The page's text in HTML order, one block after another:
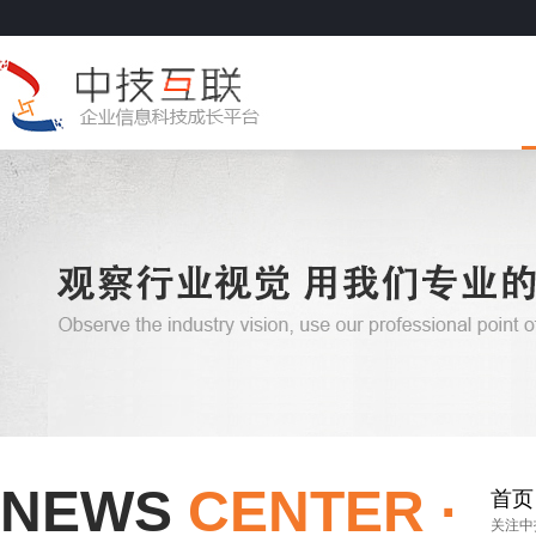
NEWS CENTER · 首页
关注